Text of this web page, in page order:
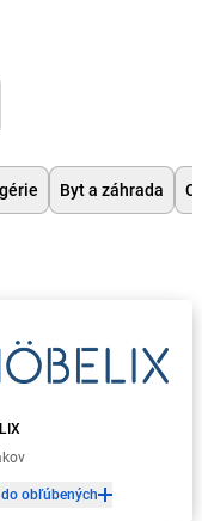
Byt a záhrada
obľúbených